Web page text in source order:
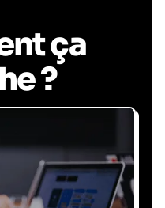
ça
?